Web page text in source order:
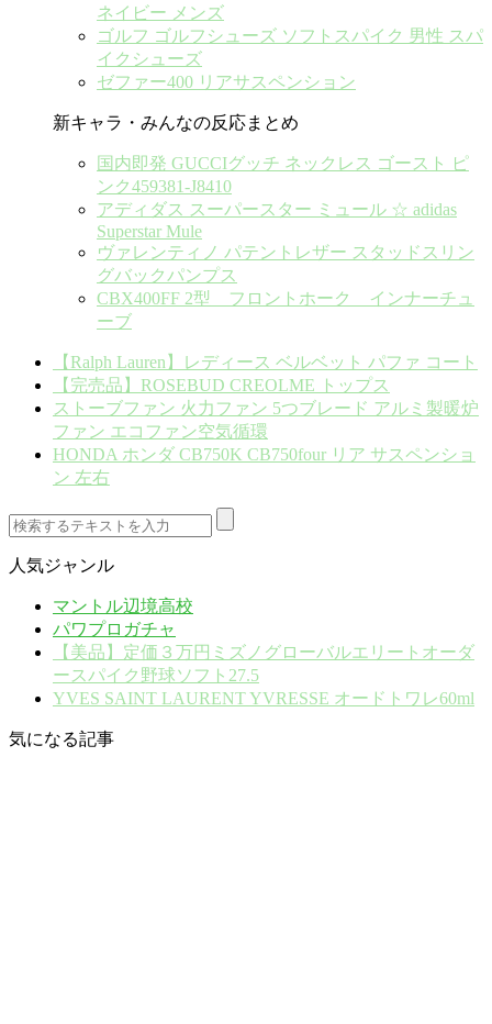
ネイビー メンズ
ゴルフ ゴルフシューズ ソフトスパイク 男性 スパ
イクシューズ
ゼファー400 リアサスペンション
新キャラ・みんなの反応まとめ
国内即発 GUCCIグッチ ネックレス ゴースト ピ
ンク459381-J8410
アディダス スーパースター ミュール ☆ adidas
Superstar Mule
ヴァレンティノ パテントレザー スタッドスリン
グバックパンプス
CBX400FF 2型 フロントホーク インナーチュ
ーブ
【Ralph Lauren】レディース ベルベット パファ コート
【完売品】ROSEBUD CREOLME トップス
ストーブファン 火力ファン 5つブレード アルミ製暖炉
ファン エコファン空気循環
HONDA ホンダ CB750K CB750four リア サスペンショ
ン 左右
人気ジャンル
マントル辺境高校
パワプロガチャ
【美品】定価３万円ミズノグローバルエリートオーダ
ースパイク野球ソフト27.5
YVES SAINT LAURENT YVRESSE オードトワレ60ml
気になる記事